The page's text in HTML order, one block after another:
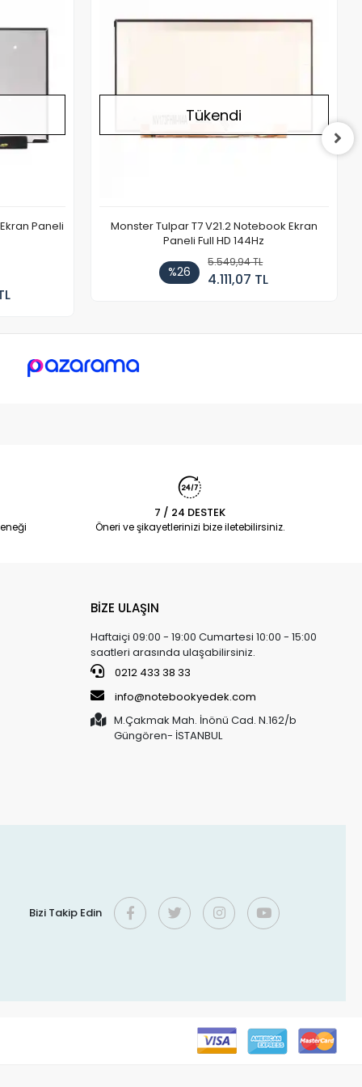
Paneli
Tükendi
Monster Tulpar T7 V21.2 Notebook Ekran
Paneli Full HD 144Hz
%26
5.549,94 TL
4.111,07 TL
7 / 24 DESTEK
Öneri ve şikayetlerinizi bize iletebilirsiniz.
BİZE ULAŞIN
Haftaiçi 09:00 - 19:00 Cumartesi 10:00 - 15:00
saatleri arasında ulaşabilirsiniz.
0212 433 38 33
info@notebookyedek.com
M.Çakmak Mah. İnönü Cad. N.162/b
Güngören- İSTANBUL
Bizi Takip Edin